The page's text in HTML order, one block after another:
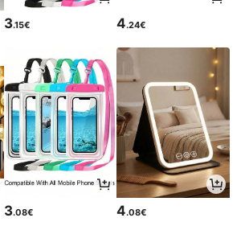
3.15€ 4.24€
3.08€ 4.08€